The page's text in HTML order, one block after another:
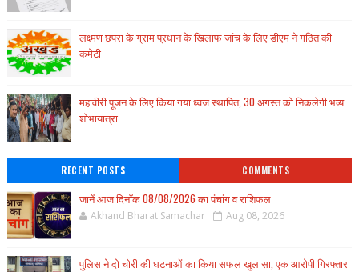
लक्ष्मण छपरा के ग्राम प्रधान के खिलाफ जांच के लिए डीएम ने गठित की
कमेटी
महावीरी पूजन के लिए किया गया ध्वज स्थापित, 30 अगस्त को निकलेगी भव्य
शोभायात्रा
RECENT POSTS COMMENTS
जानें आज दिनाँक 08/08/2026 का पंचांग व राशिफल
Akhand Bharat Samachar Aug 08, 2026
पुलिस ने दो चोरी की घटनाओं का किया सफल खुलासा, एक आरोपी गिरफ्तार